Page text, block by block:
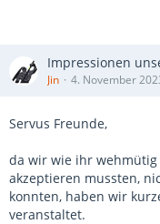
Impressionen
Jin 4. November
Servus Freunde,
da wir wie ihr
akzeptieren mussten,
konnten, haben wir
veranstaltet.